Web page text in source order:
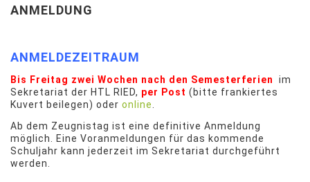
ANMELDUNG
ANMELDEZEITRAUM
Bis Freitag zwei Wochen nach den Semesterferien
im
Sekretariat der HTL RIED, per Post (bitte frankiertes
Kuvert beilegen) oder online.
Ab dem Zeugnistag ist eine definitive Anmeldung
möglich. Eine Voranmeldungen für das kommende
Schuljahr kann jederzeit im Sekretariat durchgeführt
werden.